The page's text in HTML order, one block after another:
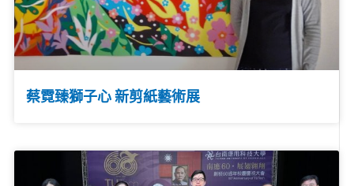
蔡霓臻獅子心 新剪紙藝術展